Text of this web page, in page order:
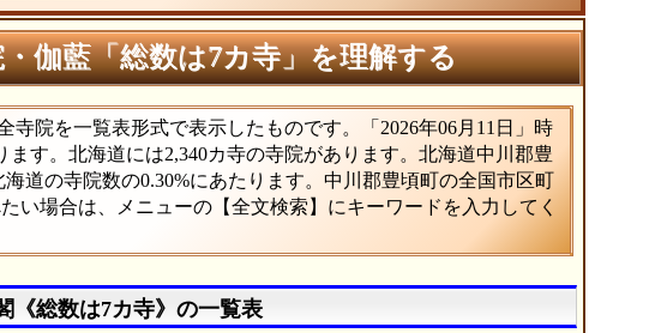
伽藍「総数は7カ寺」を理解する
院を一覧表形式で表示したものです。「2026年06月11日」時
ます。北海道には2,340カ寺の寺院があります。北海道中川郡豊
道の寺院数の0.30%にあたります。中川郡豊頃町の全国市区町
い場合は、メニューの【全文検索】にキーワードを入力してく
《総数は7カ寺》の一覧表